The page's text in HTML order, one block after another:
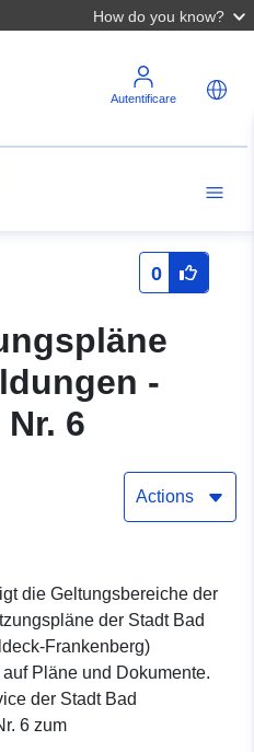
How do you know?
Autentificare
0
-
6
Actions
die Geltungsbereiche der
der Stadt Bad
Frankenberg)
Pläne und Dokumente.
der Stadt Bad
6 zum